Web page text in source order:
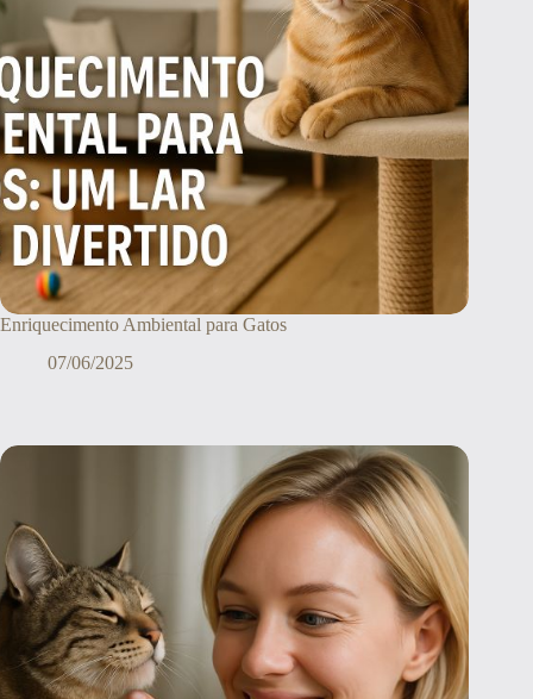
Enriquecimento Ambiental para Gatos
07/06/2025